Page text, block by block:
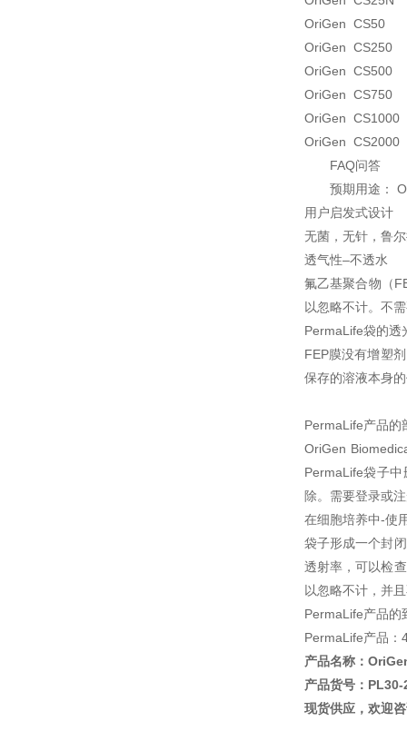
OriGen CS50
OriGen CS250
OriGen CS500
OriGen CS750
OriGen
OriGen
FAQ问答
预期用途：
用户启发式设计
无菌，无针，鲁
透气性–不透水
氟乙基聚合物（
以忽略不计。不
PermaLife袋的透
FEP膜没有增塑
保存的溶液本身
PermaLife产品的
OriGen
PermaLife袋子
除。需要登录或
在细胞培养中-使
袋子形成一个封
透射率，可以检
以忽略不计，并
PermaLife产品的
PermaLife产品：
产品名称：
产品货号：PL30-
现货供应，欢迎